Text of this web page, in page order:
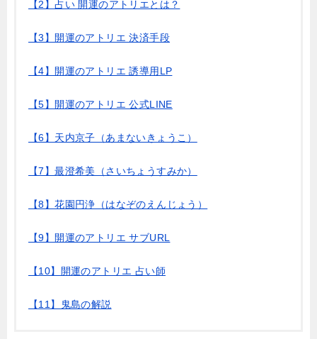
【2】占い 開運のアトリエとは？
【3】開運のアトリエ 決済手段
【4】開運のアトリエ 誘導用LP
【5】開運のアトリエ 公式LINE
【6】天内京子（あまないきょうこ）
【7】最澄希美（さいちょうすみか）
【8】花園円浄（はなぞのえんじょう）
【9】開運のアトリエ サブURL
【10】開運のアトリエ 占い師
【11】鬼島の解説